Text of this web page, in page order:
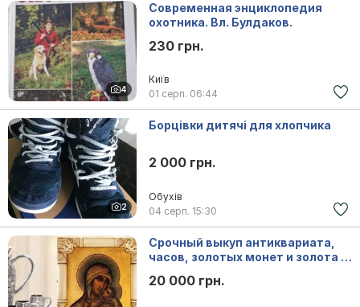
4
Современная энциклопедия
охотника. Вл. Булдаков.
230 грн.
Київ
01 серп. 06:44
2
Борцівки дитячі для хлопчика
2 000 грн.
Обухів
04 серп. 15:30
Срочный выкуп антиквариата,
часов, золотых монет и золота в
Варшаве
20 000 грн.